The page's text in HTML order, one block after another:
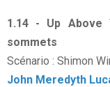
1.14 - Up Above
sommets
Scénario : Shimon
John Meredyth